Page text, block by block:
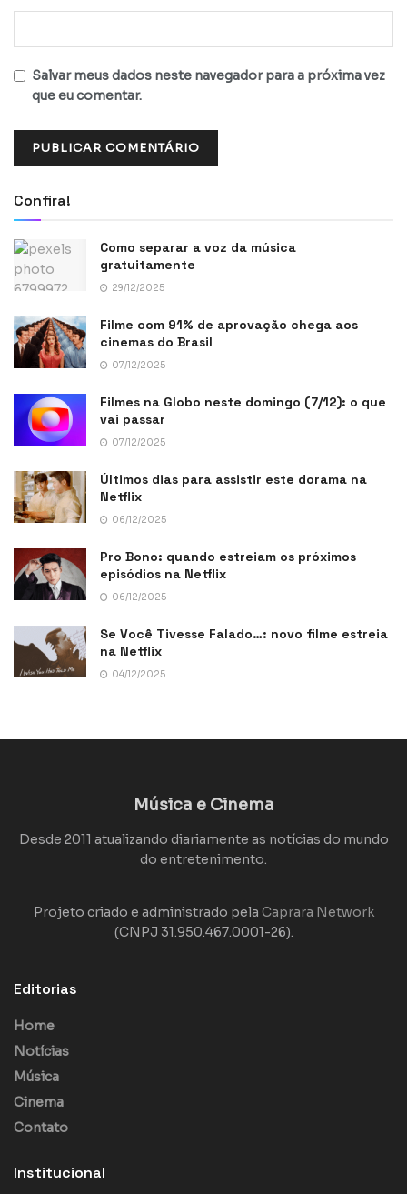
Salvar meus dados neste navegador para a próxima vez
que eu comentar.
Confira!
Como separar a voz da música
gratuitamente
29/12/2025
Filme com 91% de aprovação chega aos
cinemas do Brasil
07/12/2025
Filmes na Globo neste domingo (7/12): o que
vai passar
07/12/2025
Últimos dias para assistir este dorama na
Netflix
06/12/2025
Pro Bono: quando estreiam os próximos
episódios na Netflix
06/12/2025
Se Você Tivesse Falado…: novo filme estreia
na Netflix
04/12/2025
Música e Cinema
Desde 2011 atualizando diariamente as notícias do mundo
do entretenimento.
Projeto criado e administrado pela Caprara Network
(CNPJ 31.950.467.0001-26).
Editorias
Home
Notícias
Música
Cinema
Contato
Institucional